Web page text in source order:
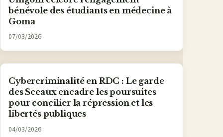
bénévole des étudiants en médecine à
Goma
07/03/2026
Cybercriminalité en RDC : Le garde
des Sceaux encadre les poursuites
pour concilier la répression et les
libertés publiques
04/03/2026